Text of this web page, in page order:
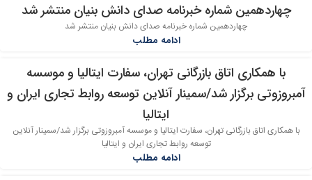
05
چهاردهمین شماره خبرنامه صدای دانش بنیان منتشر شد
چهاردهمین شماره خبرنامه صدای دانش بنیان منتشر شد
ادامه مطلب
04
مرداد
با همکاری اتاق بازرگانی تهران، سفارت ایتالیا و موسسه
آمبروزوتی برگزار شد/سمینار آنلاین توسعه روابط تجاری ایران و
ایتالیا
با همکاری اتاق بازرگانی تهران، سفارت ایتالیا و موسسه آمبروزوتی برگزار شد/سمینار آنلاین
توسعه روابط تجاری ایران و ایتالیا
ادامه مطلب